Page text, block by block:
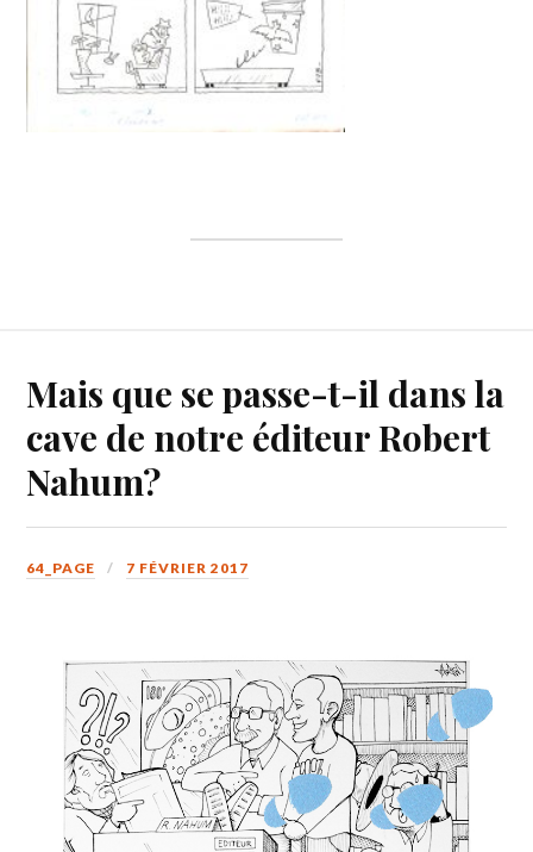
Mais que se passe-t-il dans la
cave de notre éditeur Robert
Nahum?
64_PAGE 7 FÉVRIER 2017